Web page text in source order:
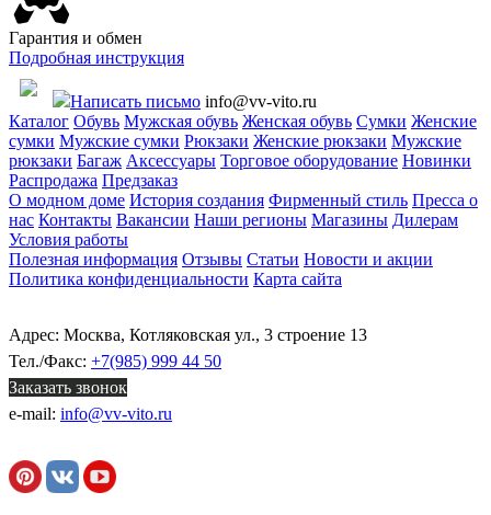
Гарантия и обмен
Подробная инструкция
Написать письмо info@vv-vito.ru
Каталог Обувь Мужская обувь Женская обувь Сумки Женские
сумки Мужские сумки Рюкзаки Женские рюкзаки Мужские
рюкзаки Багаж Аксессуары Торговое оборудование Новинки
Распродажа Предзаказ
О модном доме История создания Фирменный стиль Пресса о
нас Контакты Вакансии Наши регионы Магазины Дилерам
Условия работы
Полезная информация Отзывы Статьи Новости и акции
Политика конфиденциальности Карта сайта
Адрес: Москва, Котляковская ул., 3 строение 13
Тел./Факс: +7(985) 999 44 50
Заказать звонок
e-mail: info@vv-vito.ru